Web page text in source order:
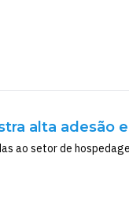
alta adesão
ao setor de